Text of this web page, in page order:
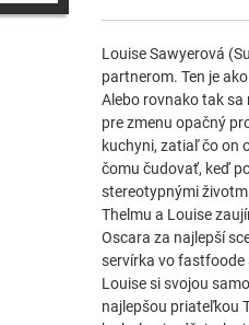
Louise Sawyerová
partnerom. Ten je
Alebo rovnako tak sa
pre zmenu opačný
kuchyni, zatiaľ čo on
čomu čudovať, keď
stereotypnými
Thelmu a Louise
Oscara za najlepší
servírka vo fastfoode
Louise si svojou
najlepšou priateľkou